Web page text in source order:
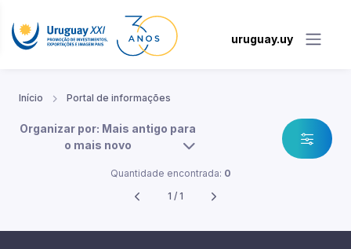
uruguay.uy
Início Portal de informações
Organizar por: Mais antigo para
o mais novo
Quantidade encontrada: 0
1 / 1